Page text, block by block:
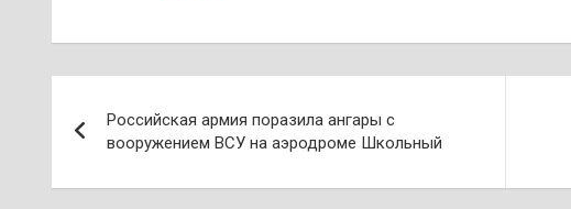
по
записям
Российская армия поразила ангары с
вооружением ВСУ на аэродроме Школьный